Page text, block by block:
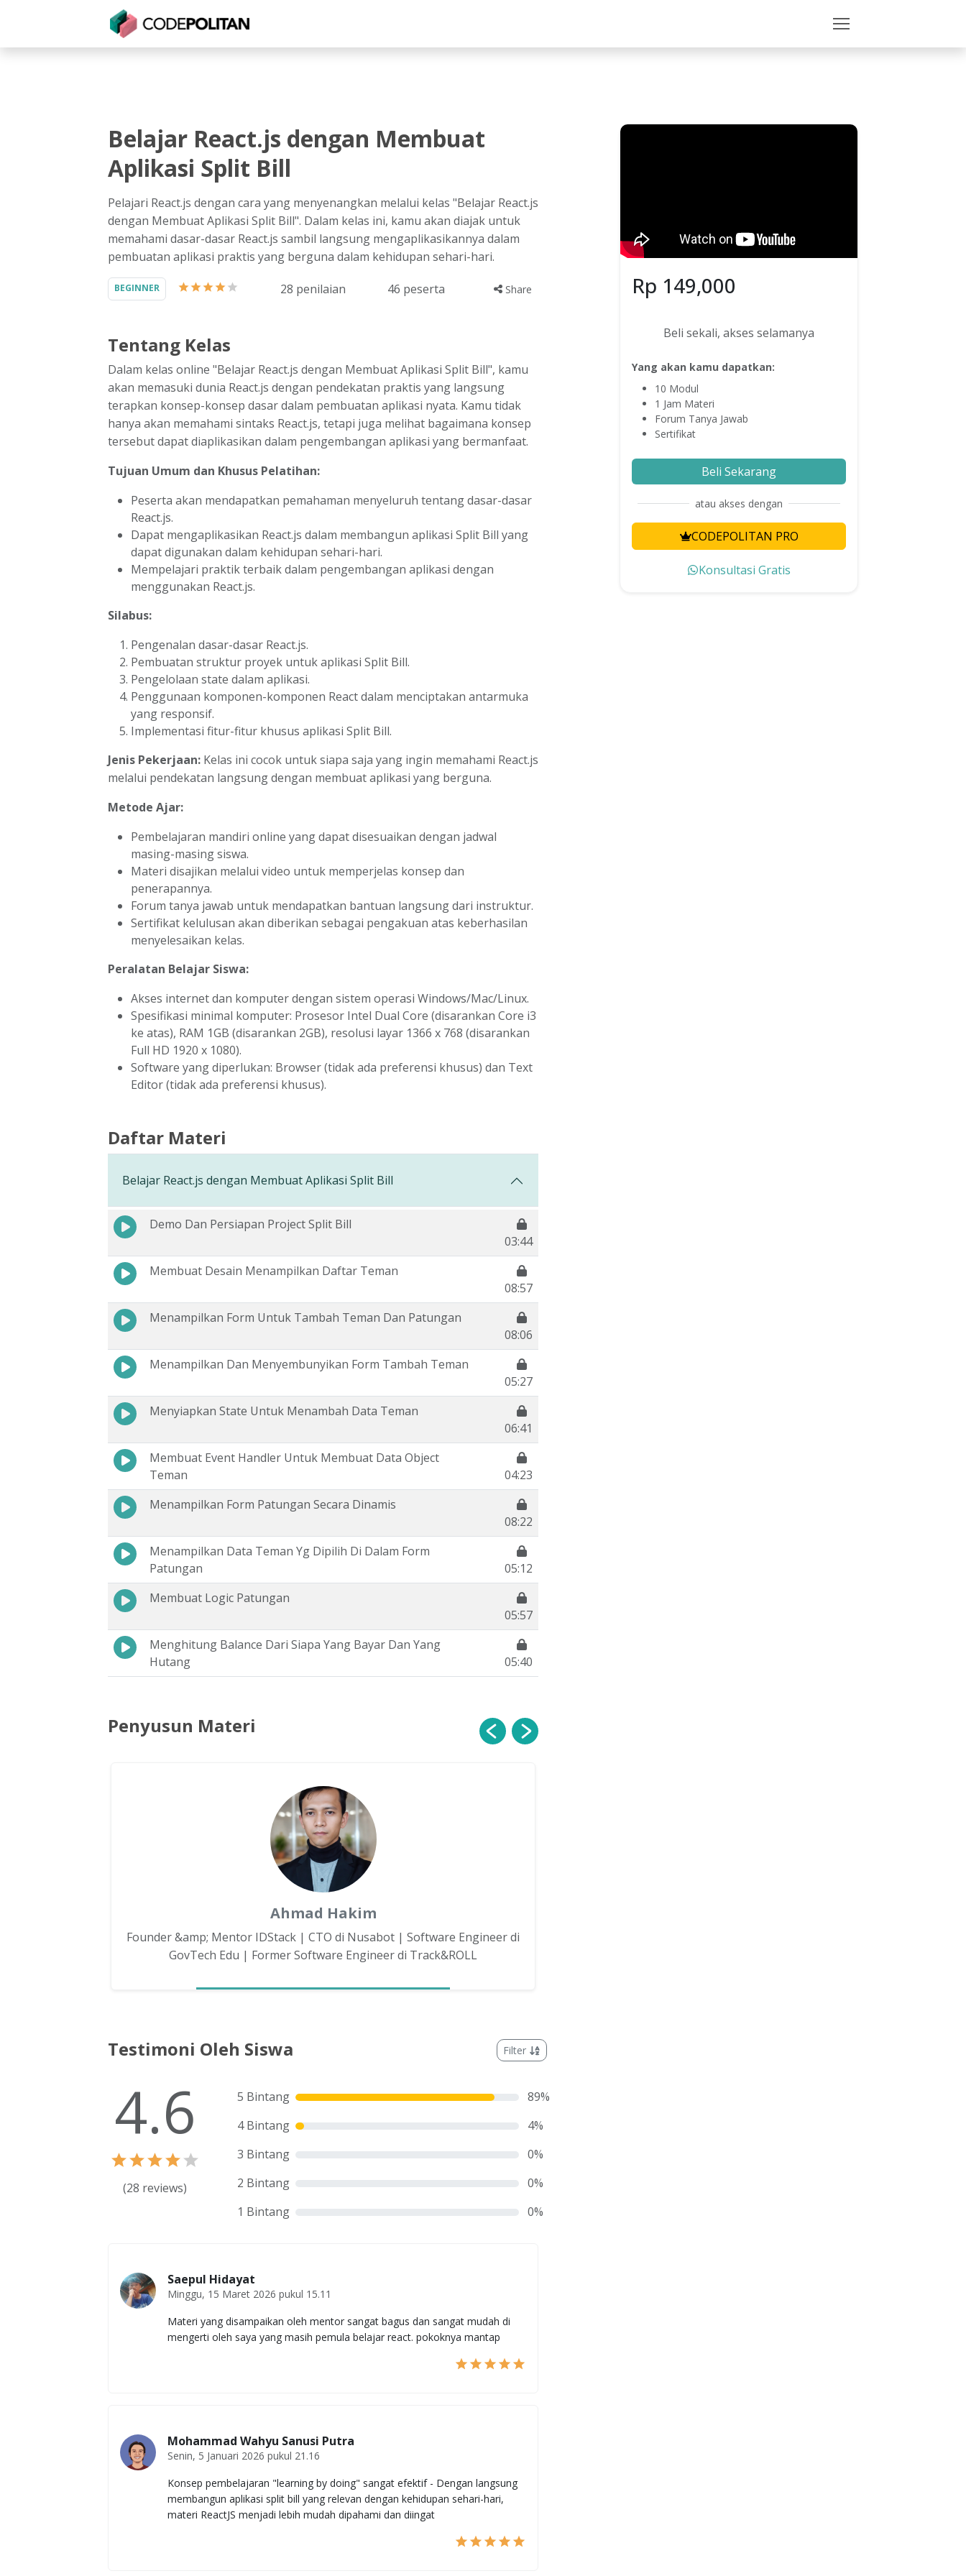
Untuk IndividuUntuk Bisnis
Belajar React.js dengan Membuat
Aplikasi Split Bill
Pelajari React.js dengan cara yang menyenangkan melalui kelas "Belajar React.js
dengan Membuat Aplikasi Split Bill". Dalam kelas ini, kamu akan diajak untuk
memahami dasar-dasar React.js sambil langsung mengaplikasikannya dalam
pembuatan aplikasi praktis yang berguna dalam kehidupan sehari-hari.
BEGINNER 28 penilaian 46 peserta Share
Tentang Kelas
Dalam kelas online "Belajar React.js dengan Membuat Aplikasi Split Bill", kamu
akan memasuki dunia React.js dengan pendekatan praktis yang langsung
terapkan konsep-konsep dasar dalam pembuatan aplikasi nyata. Kamu tidak
hanya akan memahami sintaks React.js, tetapi juga melihat bagaimana konsep
tersebut dapat diaplikasikan dalam pengembangan aplikasi yang bermanfaat.
Tujuan Umum dan Khusus Pelatihan:
Peserta akan mendapatkan pemahaman menyeluruh tentang dasar-dasar
React.js.
Dapat mengaplikasikan React.js dalam membangun aplikasi Split Bill yang
dapat digunakan dalam kehidupan sehari-hari.
Mempelajari praktik terbaik dalam pengembangan aplikasi dengan
menggunakan React.js.
Silabus:
Pengenalan dasar-dasar React.js.
Pembuatan struktur proyek untuk aplikasi Split Bill.
Pengelolaan state dalam aplikasi.
Penggunaan komponen-komponen React dalam menciptakan antarmuka
yang responsif.
Implementasi fitur-fitur khusus aplikasi Split Bill.
Jenis Pekerjaan: Kelas ini cocok untuk siapa saja yang ingin memahami React.js
melalui pendekatan langsung dengan membuat aplikasi yang berguna.
Metode Ajar:
Pembelajaran mandiri online yang dapat disesuaikan dengan jadwal
masing-masing siswa.
Materi disajikan melalui video untuk memperjelas konsep dan
penerapannya.
Forum tanya jawab untuk mendapatkan bantuan langsung dari instruktur.
Sertifikat kelulusan akan diberikan sebagai pengakuan atas keberhasilan
menyelesaikan kelas.
Peralatan Belajar Siswa:
Akses internet dan komputer dengan sistem operasi Windows/Mac/Linux.
Spesifikasi minimal komputer: Prosesor Intel Dual Core (disarankan Core i3
ke atas), RAM 1GB (disarankan 2GB), resolusi layar 1366 x 768 (disarankan
Full HD 1920 x 1080).
Software yang diperlukan: Browser (tidak ada preferensi khusus) dan Text
Editor (tidak ada preferensi khusus).
Daftar Materi
Belajar React.js dengan Membuat Aplikasi Split Bill
Demo Dan Persiapan Project Split Bill
03:44
Membuat Desain Menampilkan Daftar Teman
08:57
Menampilkan Form Untuk Tambah Teman Dan Patungan
08:06
Menampilkan Dan Menyembunyikan Form Tambah Teman
05:27
Menyiapkan State Untuk Menambah Data Teman
06:41
Membuat Event Handler Untuk Membuat Data Object
Teman
04:23
Menampilkan Form Patungan Secara Dinamis
08:22
Menampilkan Data Teman Yg Dipilih Di Dalam Form
Patungan
05:12
Membuat Logic Patungan
05:57
Menghitung Balance Dari Siapa Yang Bayar Dan Yang
Hutang
05:40
Penyusun Materi
Ahmad Hakim
Founder &amp; Mentor IDStack | CTO di Nusabot | Software Engineer di
GovTech Edu | Former Software Engineer di Track&ROLL
Testimoni Oleh Siswa Filter
4.6
(28 reviews)
5 Bintang 89%
4 Bintang
4%
3 Bintang
0%
2 Bintang
0%
1 Bintang
0%
Saepul Hidayat
Minggu, 15 Maret 2026 pukul 15.11
Materi yang disampaikan oleh mentor sangat bagus dan sangat mudah di
mengerti oleh saya yang masih pemula belajar react. pokoknya mantap
Mohammad Wahyu Sanusi Putra
Senin, 5 Januari 2026 pukul 21.16
Konsep pembelajaran "learning by doing" sangat efektif - Dengan langsung
membangun aplikasi split bill yang relevan dengan kehidupan sehari-hari,
materi ReactJS menjadi lebih mudah dipahami dan diingat
Rp 149,000
Beli sekali, akses selamanya
Yang akan kamu dapatkan:
10 Modul
1 Jam Materi
Forum Tanya Jawab
Sertifikat
Beli Sekarang
atau akses dengan
CODEPOLITAN PRO
Konsultasi Gratis